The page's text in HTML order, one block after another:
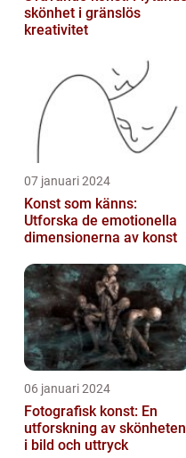
skönhet i gränslös
kreativitet
07 januari 2024
Konst som känns:
Utforska de emotionella
dimensionerna av konst
06 januari 2024
Fotografisk konst: En
utforskning av skönheten
i bild och uttryck